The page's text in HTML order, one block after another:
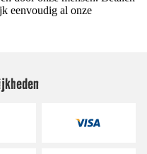
eenvoudig al onze